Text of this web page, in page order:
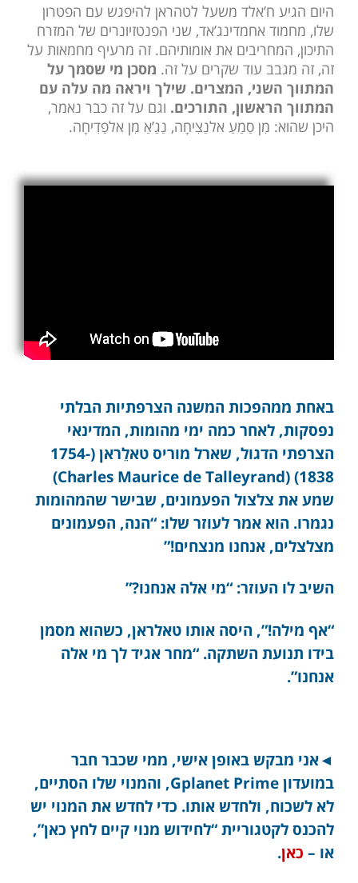
היום הגיע ח’אלד משעל לטהראן להיפגש עם הפטרון
שלו, מחמוד אחמדינג’אד, שני הפנטזיונרים של המזרח
התיכון, המחריבים את אומותיהם. זה מרעיף מחמאות על
זה, זה מגבב עוד שקרים על זה. מסכן מי שסמך על
המתווך השני, המצרים. שילך ויראה מה עלה עם
המתווך הראשון, התורכים. וגם על זה כבר נאמר,
היכן שהוא: מִן סַמַעַ אלנַצִיחָה, נַגַ’אַ מִן אלפַדִיחָה.
באחת ממהפכות המשנה הצרפתיות הבלתי
נפסקות, לאחר כמה ימי מהומות, המדינאי
הצרפתי הדגול, שארל מוריס טאלֵראן (1754-
1838) (Charles Maurice de Talleyrand)
שמע את צלצול הפעמונים, שבישר שהמהומות
נגמרו. הוא אמר לעוזר שלו: “הנה, הפעמונים
מצלצלים, אנחנו מנצחים!”
השיב לו העוזר: “מי אלה אנחנו?”
“אף מילה!”, היסה אותו טאלראן, כשהוא מסמן
בידו תנועת השתקה. “מחר אגיד לך מי אלה
אנחנו”.
◄אני מבקש באופן אישי, ממי שכבר חבר
במועדון Gplanet Prime, והמנוי שלו הסתיים,
לא לשכוח, ולחדש אותו. כדי לחדש את המנוי יש
להכנס לקטגוריית “לחידוש מנוי קיים לחץ כאן”,
או – כאן.